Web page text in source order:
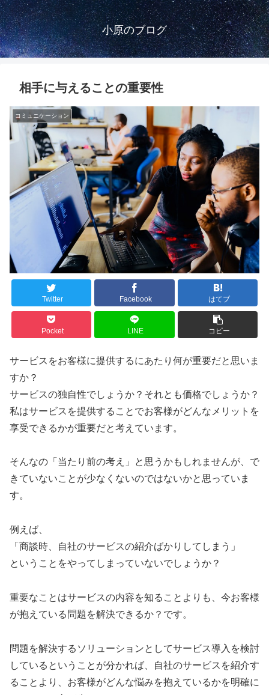
小原のブログ
相手に与えることの重要性
コミュニケーション
Twitter Facebook はてブ
Pocket LINE コピー
サービスをお客様に提供するにあたり何が重要だと思いま
すか？
サービスの独自性でしょうか？それとも価格でしょうか？
私はサービスを提供することでお客様がどんなメリットを
享受できるかが重要だと考えています。
そんなの「当たり前の考え」と思うかもしれませんが、で
きていないことが少なくないのではないかと思っていま
す。
例えば、
「商談時、自社のサービスの紹介ばかりしてしまう」
ということをやってしまっていないでしょうか？
重要なことはサービスの内容を知ることよりも、今お客様
が抱えている問題を解決できるか？です。
問題を解決するソリューションとしてサービス導入を検討
しているということが分かれば、自社のサービスを紹介す
ることより、お客様がどんな悩みを抱えているかを明確に